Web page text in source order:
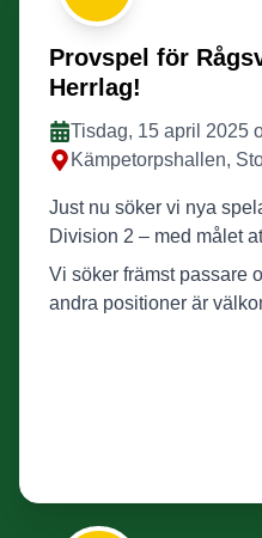
Provspel för
Herrlag!
Tisdag, 15 april 2025
Kämpetorpshallen,
Just nu söker vi nya
Division 2 – med målet
Vi söker främst passare
andra positioner är